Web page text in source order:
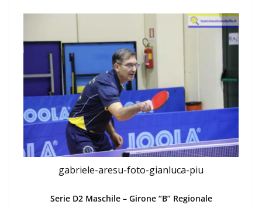
gabriele-aresu-foto-gianluca-piu
Serie D2 Maschile – Girone “B” Regionale